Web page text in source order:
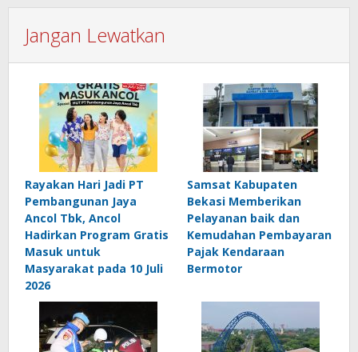
Jangan Lewatkan
Rayakan Hari Jadi PT
Pembangunan Jaya
Ancol Tbk, Ancol
Hadirkan Program Gratis
Masuk untuk
Masyarakat pada 10 Juli
2026
Samsat Kabupaten
Bekasi Memberikan
Pelayanan baik dan
Kemudahan Pembayaran
Pajak Kendaraan
Bermotor